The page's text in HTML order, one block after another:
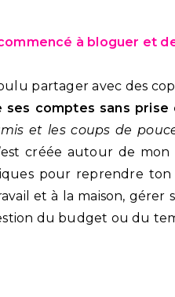
à bloguer et
partager avec des
ses comptes sans prise
et les coups de
créée autour de
pour reprendre ton
et à la maison,
du budget ou du